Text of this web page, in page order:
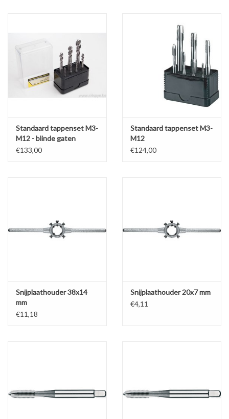
Standaard tappenset M3-
M12 - blinde gaten
€133,00
Standaard tappenset M3-
M12
€124,00
Snijplaathouder 38x14
mm
€11,18
Snijplaathouder 20x7 mm
€4,11